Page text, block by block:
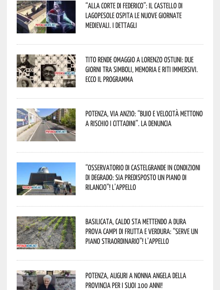
“Alla corte di Federico”: il Castello di
Lagopesole ospita le nuove Giornate
Medievali. I dettagli
Tito rende omaggio a Lorenzo Ostuni: due
giorni tra simboli, memoria e riti immersivi.
Ecco il programma
Potenza, Via Anzio: “Buio e velocità mettono
a rischio i cittadini”. La denuncia
“Osservatorio di Castelgrande in condizioni
di degrado: sia predisposto un piano di
rilancio”! L’appello
Basilicata, caldo sta mettendo a dura
prova campi di frutta e verdura: “Serve un
piano straordinario”! L’appello
Potenza, auguri a nonna Angela della
provincia per i suoi 100 anni!